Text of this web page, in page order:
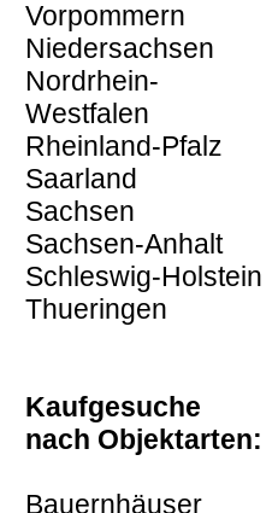
Vorpommern
Niedersachsen
Nordrhein-
Westfalen
Rheinland-Pfalz
Saarland
Sachsen
Sachsen-Anhalt
Schleswig-Holstein
Thueringen
Kaufgesuche
nach Objektarten:
Bauernhäuser